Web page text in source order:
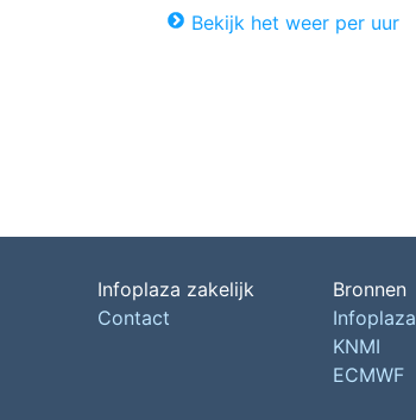
Bekijk het weer per uur
Infoplaza zakelijk
Contact
Bronnen
Infoplaza
KNMI
ECMWF